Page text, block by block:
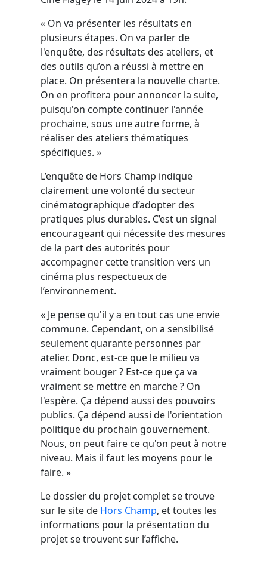
« On va présenter les résultats en
plusieurs étapes. On va parler de
l'enquête, des résultats des ateliers, et
des outils qu’on a réussi à mettre en
place. On présentera la nouvelle charte.
On en profitera pour annoncer la suite,
puisqu'on compte continuer l'année
prochaine, sous une autre forme, à
réaliser des ateliers thématiques
spécifiques. »
L’enquête de Hors Champ indique
clairement une volonté du secteur
cinématographique d’adopter des
pratiques plus durables. C’est un signal
encourageant qui nécessite des mesures
de la part des autorités pour
accompagner cette transition vers un
cinéma plus respectueux de
l’environnement.
« Je pense qu'il y a en tout cas une envie
commune. Cependant, on a sensibilisé
seulement quarante personnes par
atelier. Donc, est-ce que le milieu va
vraiment bouger ? Est-ce que ça va
vraiment se mettre en marche ? On
l'espère. Ça dépend aussi des pouvoirs
publics. Ça dépend aussi de l'orientation
politique du prochain gouvernement.
Nous, on peut faire ce qu'on peut à notre
niveau. Mais il faut les moyens pour le
faire. »
Le dossier du projet complet se trouve
sur le site de Hors Champ, et toutes les
informations pour la présentation du
projet se trouvent sur l’affiche.